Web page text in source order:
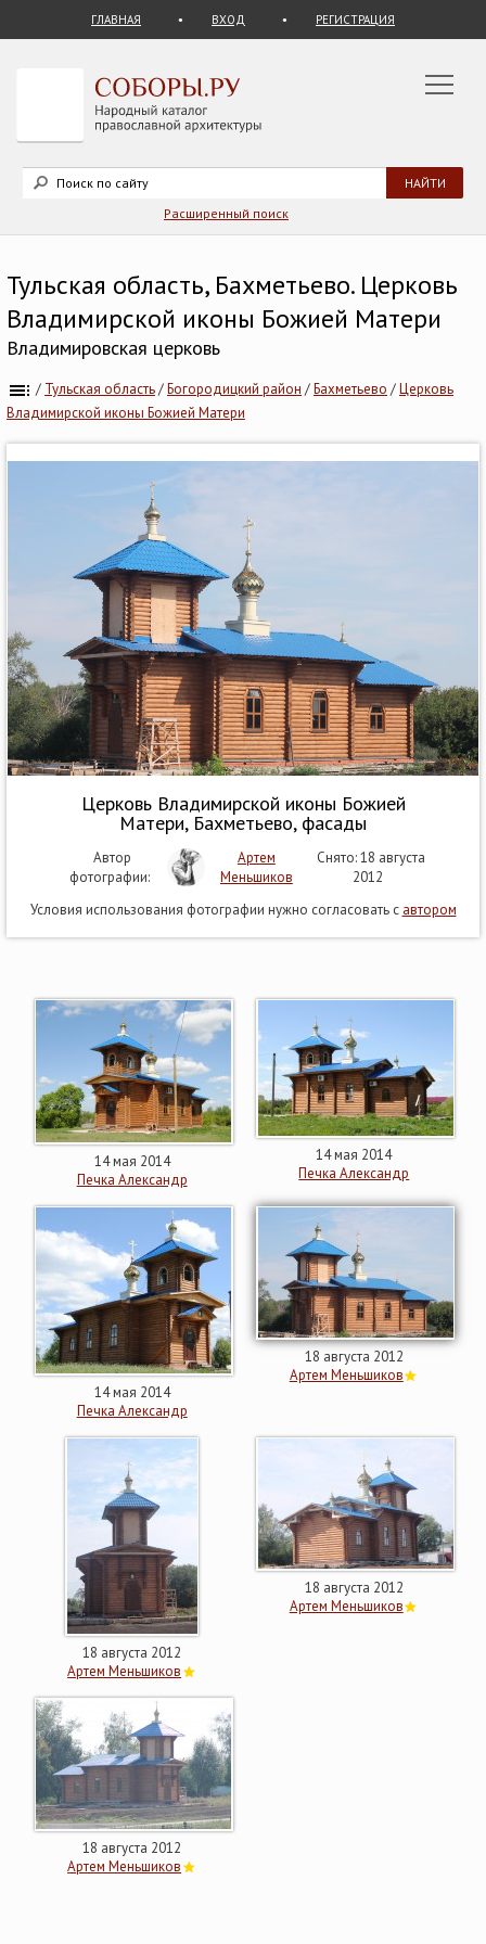
ГЛАВНАЯ ВХОД РЕГИСТРАЦИЯ
Расширенный поиск
Тульская область, Бахметьево. Церковь
Владимирской иконы Божией Матери
Владимировская церковь
/ Тульская область/Богородицкий район /Бахметьево /Церковь
Владимирской иконы Божией Матери
Церковь Владимирской иконы Божией
Матери, Бахметьево, фасады
Автор
фотографии:
Артем
Меньшиков
Снято: 18 августа
2012
Условия использования фотографии нужно согласовать с автором
14 мая 2014
Печка Александр
14 мая 2014
Печка Александр
14 мая 2014
Печка Александр
18 августа 2012
Артем Меньшиков
18 августа 2012
Артем Меньшиков
18 августа 2012
Артем Меньшиков
18 августа 2012
Артем Меньшиков